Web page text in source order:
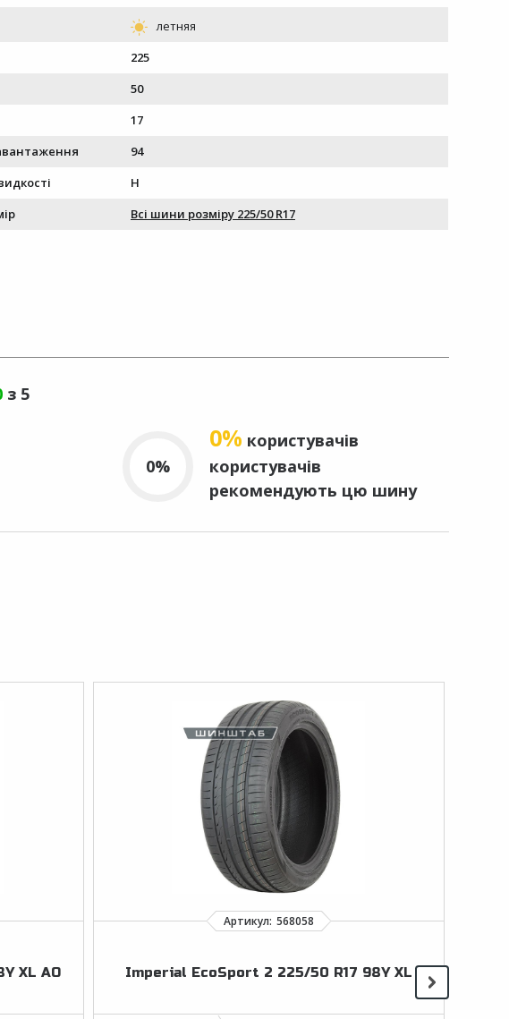
225
50
17
94
H
Всі шини розміру 225/50 R17
з 5
0%
0% користувачів
користувачів
рекомендують цю шину
XL AO Imperial EcoSport 2 225/50 R17 98Y XL